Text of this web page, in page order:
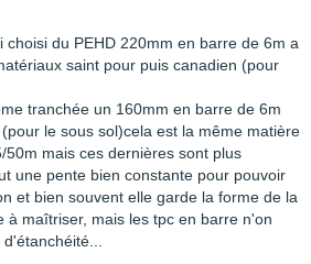
choisi du PEHD 220mm en barre de 6m a
saint pour puis canadien (pour
tranchée un 160mm en barre de 6m
le sous sol)cela est la même matière
mais ces dernières sont plus
une pente bien constante pour pouvoir
et bien souvent elle garde la forme de la
à maîtriser, mais les tpc en barre n'on